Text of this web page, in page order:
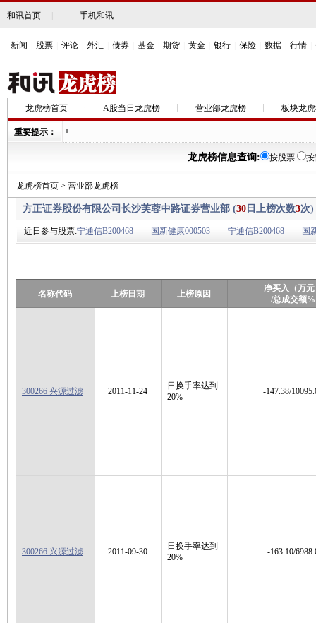
和讯首页 手机和讯
新闻 股票 评论 外汇 债券 基金 期货 黄金 银行 保险 数据 行情
龙虎榜首页 A股当日龙虎榜 营业部龙虎榜 板块龙
重要提示：
龙虎榜信息查询: 按股票
龙虎榜首页 > 营业部龙虎榜
方正证券股份有限公司长沙芙蓉中路证券营业部 (30 日上榜次数3次)
近日参与股票:宁通信B200468 国新健康000503 宁通信B200468 国
名称代码 上榜日期 上榜原因
净买入（万
/总成交额%
300266 兴源过滤 2011-11-24
日换手率达到
20%
-147.38/
300266 兴源过滤 2011-09-30
日换手率达到
20%
-163.10/